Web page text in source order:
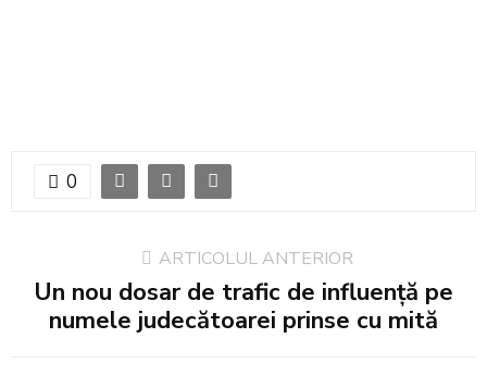
0
ARTICOLUL ANTERIOR
Un nou dosar de trafic de influență pe
numele judecătoarei prinse cu mită